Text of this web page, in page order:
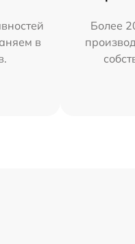
в
Более